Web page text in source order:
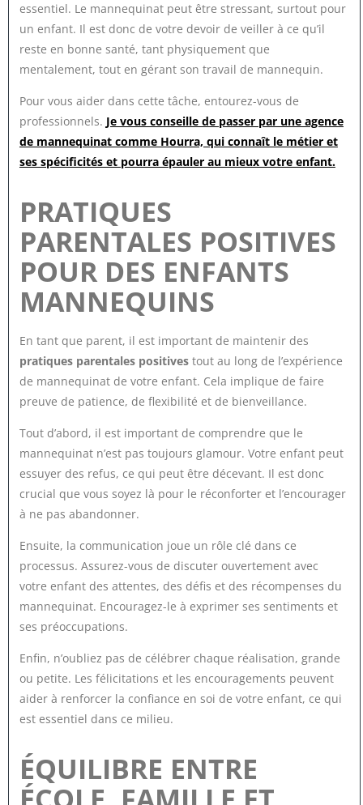
essentiel. Le mannequinat peut être stressant, surtout pour
un enfant. Il est donc de votre devoir de veiller à ce qu’il
reste en bonne santé, tant physiquement que
mentalement, tout en gérant son travail de mannequin.
Pour vous aider dans cette tâche, entourez-vous de
professionnels. Je vous conseille de passer par une agence
de mannequinat comme Hourra, qui connaît le métier et
ses spécificités et pourra épauler au mieux votre enfant.
PRATIQUES
PARENTALES POSITIVES
POUR DES ENFANTS
MANNEQUINS
En tant que parent, il est important de maintenir des
pratiques parentales positivestout au long de l’expérience
de mannequinat de votre enfant. Cela implique de faire
preuve de patience, de flexibilité et de bienveillance.
Tout d’abord, il est important de comprendre que le
mannequinat n’est pas toujours glamour. Votre enfant peut
essuyer des refus, ce qui peut être décevant. Il est donc
crucial que vous soyez là pour le réconforter et l’encourager
à ne pas abandonner.
Ensuite, la communication joue un rôle clé dans ce
processus. Assurez-vous de discuter ouvertement avec
votre enfant des attentes, des défis et des récompenses du
mannequinat. Encouragez-le à exprimer ses sentiments et
ses préoccupations.
Enfin, n’oubliez pas de célébrer chaque réalisation, grande
ou petite. Les félicitations et les encouragements peuvent
aider à renforcer la confiance en soi de votre enfant, ce qui
est essentiel dans ce milieu.
ÉQUILIBRE ENTRE